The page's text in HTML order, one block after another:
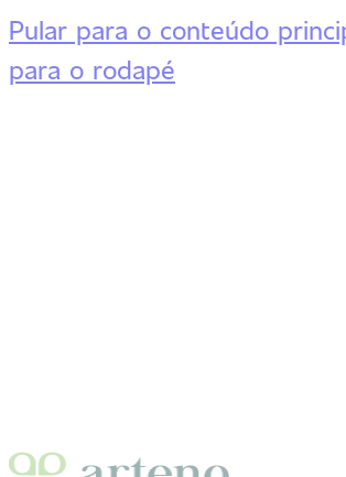
Pular para o conteúdo
para o rodapé